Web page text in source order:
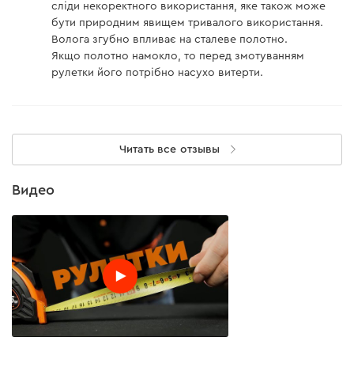
сліди некоректного використання, яке також може
бути природним явищем тривалого використання.
Волога згубно впливає на сталеве полотно.
Якщо полотно намокло, то перед змотуванням
рулетки його потрібно насухо витерти.
Читать все отзывы
Видео